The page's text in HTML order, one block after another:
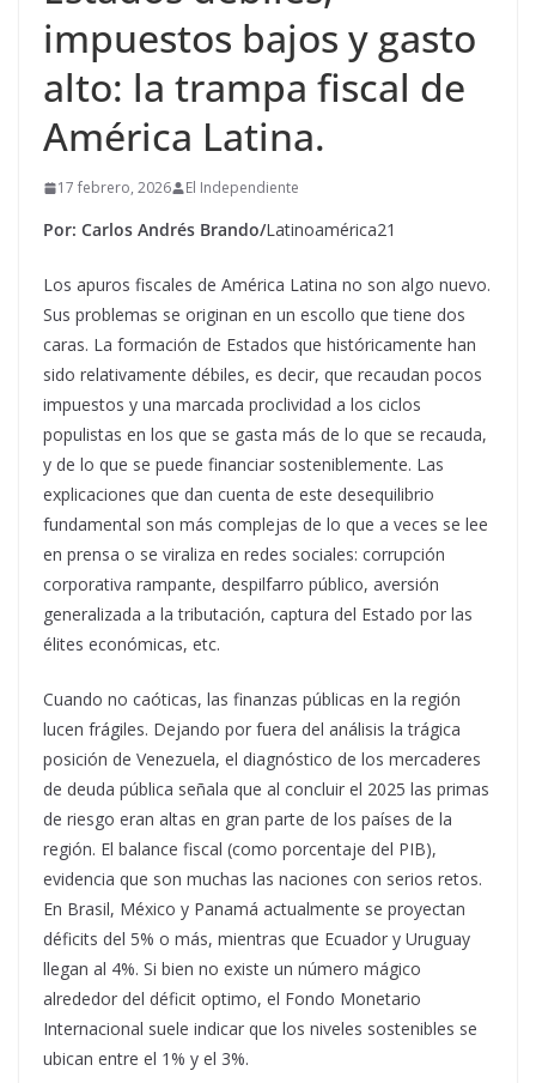
impuestos bajos y gasto
alto: la trampa fiscal de
América Latina.
17 febrero, 2026 El Independiente
Por: Carlos Andrés Brando/Latinoamérica21
Los apuros fiscales de América Latina no son algo nuevo.
Sus problemas se originan en un escollo que tiene dos
caras. La formación de Estados que históricamente han
sido relativamente débiles, es decir, que recaudan pocos
impuestos y una marcada proclividad a los ciclos
populistas en los que se gasta más de lo que se recauda,
y de lo que se puede financiar sosteniblemente. Las
explicaciones que dan cuenta de este desequilibrio
fundamental son más complejas de lo que a veces se lee
en prensa o se viraliza en redes sociales: corrupción
corporativa rampante, despilfarro público, aversión
generalizada a la tributación, captura del Estado por las
élites económicas, etc.
Cuando no caóticas, las finanzas públicas en la región
lucen frágiles. Dejando por fuera del análisis la trágica
posición de Venezuela, el diagnóstico de los mercaderes
de deuda pública señala que al concluir el 2025 las primas
de riesgo eran altas en gran parte de los países de la
región. El balance fiscal (como porcentaje del PIB),
evidencia que son muchas las naciones con serios retos.
En Brasil, México y Panamá actualmente se proyectan
déficits del 5% o más, mientras que Ecuador y Uruguay
llegan al 4%. Si bien no existe un número mágico
alrededor del déficit optimo, el Fondo Monetario
Internacional suele indicar que los niveles sostenibles se
ubican entre el 1% y el 3%.